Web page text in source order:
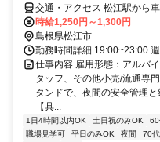
交通・アクセス 松江駅から
時給1,250円～1,300円
島根県松江市
勤務時間詳細 19:00~23:00
仕事内容 雇用形態：アルバ
タッフ、その他小売/流通専
タンドで、夜間の安全管理
【具...
1日4時間以内OK 土日祝のみOK 60
職場見学可
平日のみOK 夜間 70